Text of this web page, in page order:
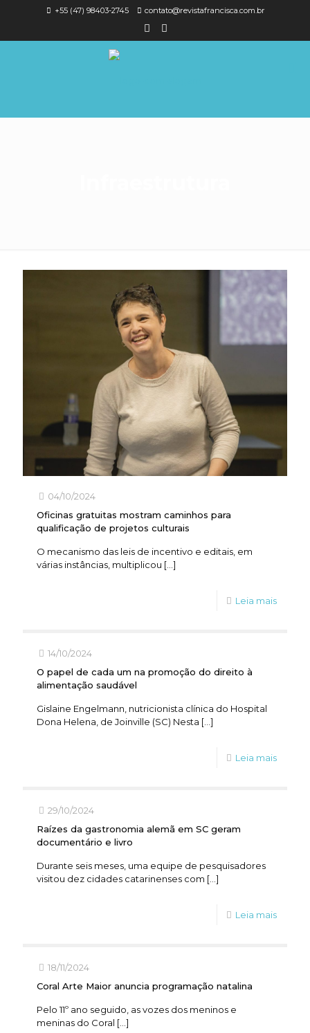
+55 (47) 98403-2745 contato@revistafrancisca.com.br
04/10/2024
Oficinas gratuitas mostram caminhos para
qualificação de projetos culturais
O mecanismo das leis de incentivo e editais, em
várias instâncias, multiplicou […]
Leia mais
14/10/2024
O papel de cada um na promoção do direito à
alimentação saudável
Gislaine Engelmann, nutricionista clínica do Hospital
Dona Helena, de Joinville (SC) Nesta […]
Leia mais
29/10/2024
Raízes da gastronomia alemã em SC geram
documentário e livro
Durante seis meses, uma equipe de pesquisadores
visitou dez cidades catarinenses com […]
Leia mais
18/11/2024
Coral Arte Maior anuncia programação natalina
Pelo 11º ano seguido, as vozes dos meninos e
meninas do Coral […]